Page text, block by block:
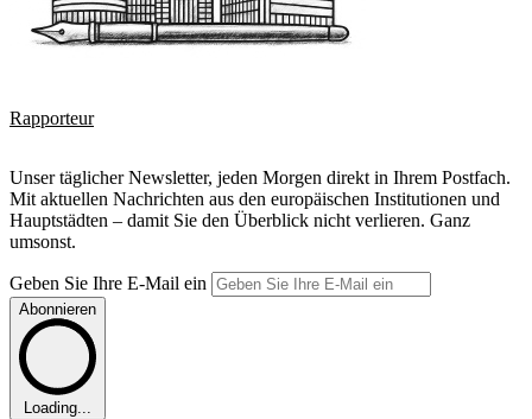
Rapporteur
Unser täglicher Newsletter, jeden Morgen direkt in Ihrem Postfach.
Mit aktuellen Nachrichten aus den europäischen Institutionen und
Hauptstädten – damit Sie den Überblick nicht verlieren. Ganz
umsonst.
Geben Sie Ihre E-Mail ein
Abonnieren
Loading...